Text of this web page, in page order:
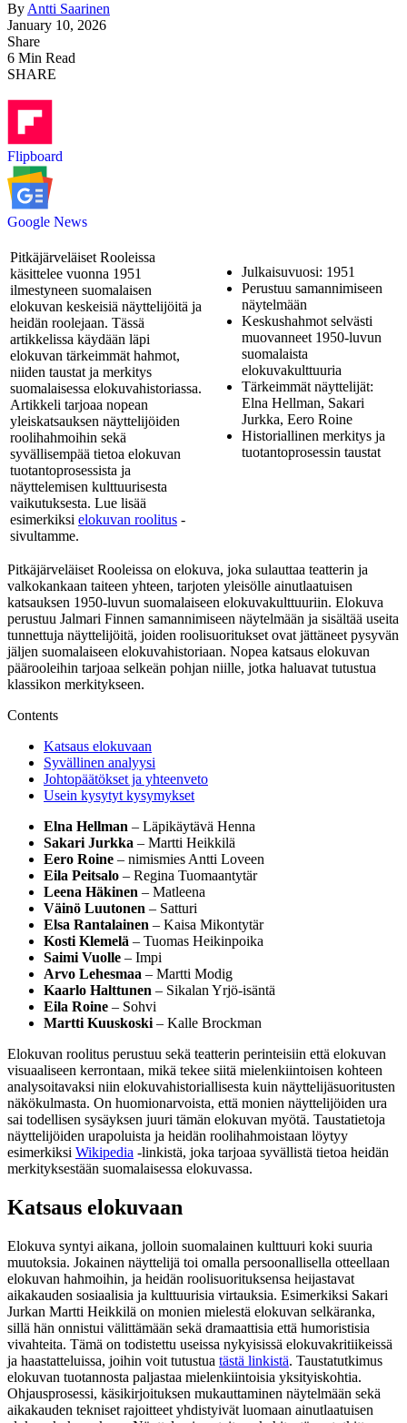
By Antti Saarinen
January 10, 2026
Share
6 Min Read
SHARE
Flipboard
Google News
Pitkäjärveläiset Rooleissa
käsittelee vuonna 1951
ilmestyneen suomalaisen
elokuvan keskeisiä näyttelijöitä ja
heidän roolejaan. Tässä
artikkelissa käydään läpi
elokuvan tärkeimmät hahmot,
niiden taustat ja merkitys
suomalaisessa elokuvahistoriassa.
Artikkeli tarjoaa nopean
yleiskatsauksen näyttelijöiden
roolihahmoihin sekä
syvällisempää tietoa elokuvan
tuotantoprosessista ja
näyttelemisen kulttuurisesta
vaikutuksesta. Lue lisää
esimerkiksi elokuvan roolitus -
sivultamme.
Julkaisuvuosi: 1951
Perustuu samannimiseen
näytelmään
Keskushahmot selvästi
muovanneet 1950-luvun
suomalaista
elokuvakulttuuria
Tärkeimmät näyttelijät:
Elna Hellman, Sakari
Jurkka, Eero Roine
Historiallinen merkitys ja
tuotantoprosessin taustat
Pitkäjärveläiset Rooleissa on elokuva, joka sulauttaa teatterin ja
valkokankaan taiteen yhteen, tarjoten yleisölle ainutlaatuisen
katsauksen 1950-luvun suomalaiseen elokuvakulttuuriin. Elokuva
perustuu Jalmari Finnen samannimiseen näytelmään ja sisältää useita
tunnettuja näyttelijöitä, joiden roolisuoritukset ovat jättäneet pysyvän
jäljen suomalaiseen elokuvahistoriaan. Nopea katsaus elokuvan
päärooleihin tarjoaa selkeän pohjan niille, jotka haluavat tutustua
klassikon merkitykseen.
Contents
Katsaus elokuvaan
Syvällinen analyysi
Johtopäätökset ja yhteenveto
Usein kysytyt kysymykset
Elna Hellman – Läpikäytävä Henna
Sakari Jurkka – Martti Heikkilä
Eero Roine – nimismies Antti Loveen
Eila Peitsalo – Regina Tuomaantytär
Leena Häkinen – Matleena
Väinö Luutonen – Satturi
Elsa Rantalainen – Kaisa Mikontytär
Kosti Klemelä – Tuomas Heikinpoika
Saimi Vuolle – Impi
Arvo Lehesmaa – Martti Modig
Kaarlo Halttunen – Sikalan Yrjö-isäntä
Eila Roine – Sohvi
Martti Kuuskoski – Kalle Brockman
Elokuvan roolitus perustuu sekä teatterin perinteisiin että elokuvan
visuaaliseen kerrontaan, mikä tekee siitä mielenkiintoisen kohteen
analysoitavaksi niin elokuvahistoriallisesta kuin näyttelijäsuoritusten
näkökulmasta. On huomionarvoista, että monien näyttelijöiden ura
sai todellisen sysäyksen juuri tämän elokuvan myötä. Taustatietoja
näyttelijöiden urapoluista ja heidän roolihahmoistaan löytyy
esimerkiksi Wikipedia -linkistä, joka tarjoaa syvällistä tietoa heidän
merkityksestään suomalaisessa elokuvassa.
Katsaus elokuvaan
Elokuva syntyi aikana, jolloin suomalainen kulttuuri koki suuria
muutoksia. Jokainen näyttelijä toi omalla persoonallisella otteellaan
elokuvan hahmoihin, ja heidän roolisuorituksensa heijastavat
aikakauden sosiaalisia ja kulttuurisia virtauksia. Esimerkiksi Sakari
Jurkan Martti Heikkilä on monien mielestä elokuvan selkäranka,
sillä hän onnistui välittämään sekä dramaattisia että humoristisia
vivahteita. Tämä on todistettu useissa nykyisissä elokuvakritiikeissä
ja haastatteluissa, joihin voit tutustua tästä linkistä. Taustatutkimus
elokuvan tuotannosta paljastaa mielenkiintoisia yksityiskohtia.
Ohjausprosessi, käsikirjoituksen mukauttaminen näytelmään sekä
aikakauden tekniset rajoitteet yhdistyivät luomaan ainutlaatuisen